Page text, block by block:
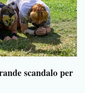
scandalo per